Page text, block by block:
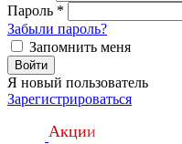
Пароль *
Забыли пароль?
Запомнить меня
Войти
Я новый пользователь
Зарегистрироваться
Акции